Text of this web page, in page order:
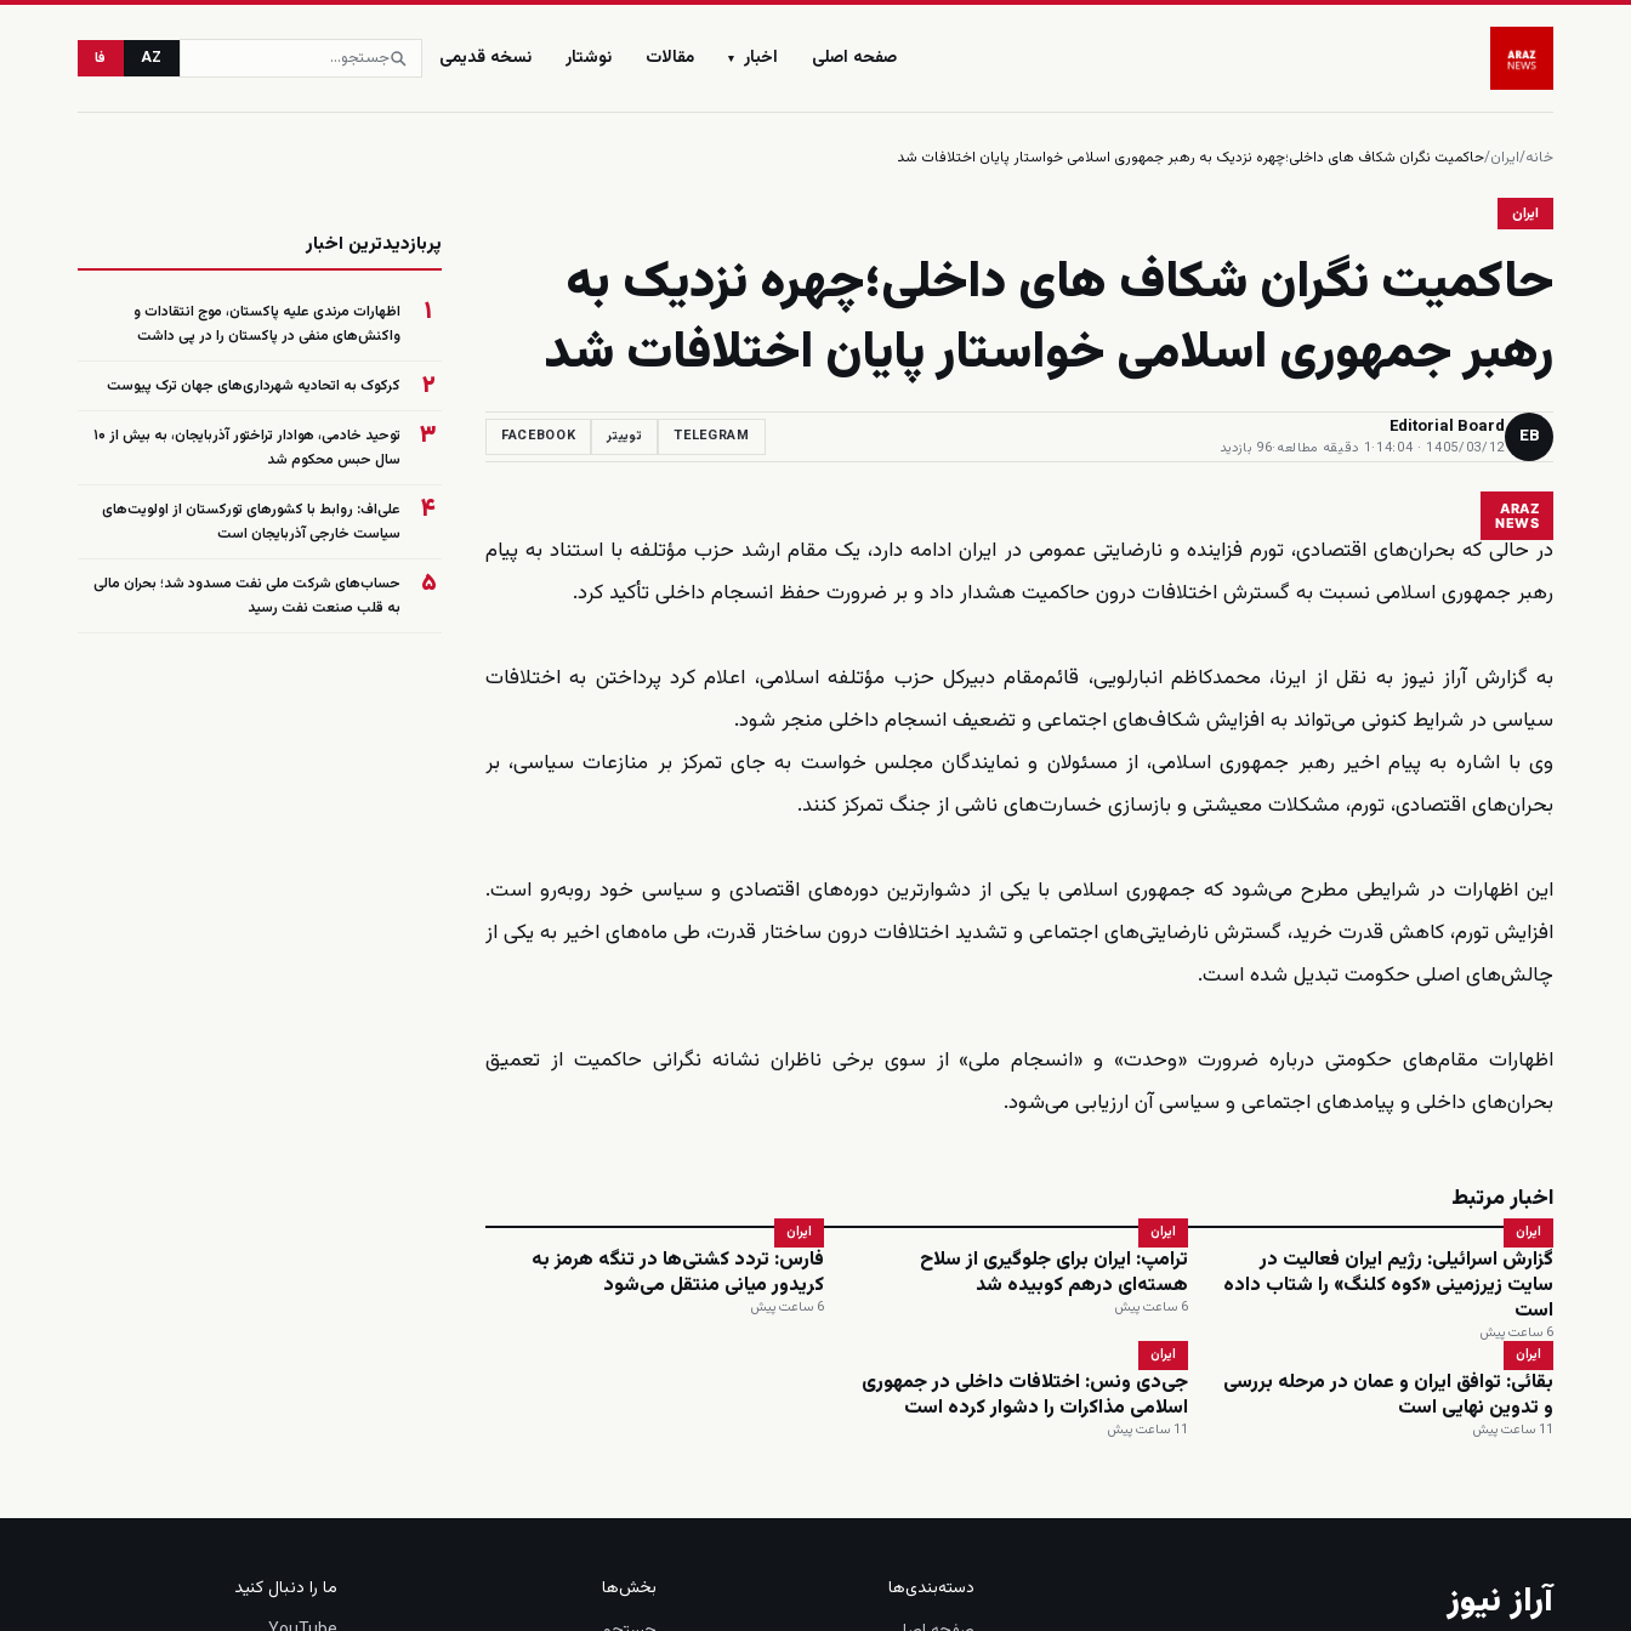
صفحه اصلی اخبار ▾ مقالات نوشتار نسخه قدیمی AZ فا
خانه/ایران/حاکمیت نگران شکاف های داخلی؛چهره نزدیک به رهبر جمهوری اسلامی خواستار پایان اختلافات شد
ایران
حاکمیت نگران شکاف های داخلی؛چهره نزدیک به
رهبر جمهوری اسلامی خواستار پایان اختلافات شد
EB
Editorial Board
1405/03/12 · 14:04
·1 دقیقه مطالعه ·96 بازدید
TELEGRAM توییتر FACEBOOK
ARAZ
NEWS
در حالی که بحران‌های اقتصادی، تورم فزاینده و نارضایتی عمومی در ایران ادامه دارد، یک مقام ارشد حزب مؤتلفه با استناد به پیام
رهبر جمهوری اسلامی نسبت به گسترش اختلافات درون حاکمیت هشدار داد و بر ضرورت حفظ انسجام داخلی تأکید کرد.
به گزارش آراز نیوز به نقل از ایرنا، محمدکاظم انبارلویی، قائم‌مقام دبیرکل حزب مؤتلفه اسلامی، اعلام کرد پرداختن به اختلافات
سیاسی در شرایط کنونی می‌تواند به افزایش شکاف‌های اجتماعی و تضعیف انسجام داخلی منجر شود.
وی با اشاره به پیام اخیر رهبر جمهوری اسلامی، از مسئولان و نمایندگان مجلس خواست به جای تمرکز بر منازعات سیاسی، بر
بحران‌های اقتصادی، تورم، مشکلات معیشتی و بازسازی خسارت‌های ناشی از جنگ تمرکز کنند.
این اظهارات در شرایطی مطرح می‌شود که جمهوری اسلامی با یکی از دشوارترین دوره‌های اقتصادی و سیاسی خود روبه‌رو است.
افزایش تورم، کاهش قدرت خرید، گسترش نارضایتی‌های اجتماعی و تشدید اختلافات درون ساختار قدرت، طی ماه‌های اخیر به یکی از
چالش‌های اصلی حکومت تبدیل شده است.
اظهارات مقام‌های حکومتی درباره ضرورت «وحدت» و «انسجام ملی» از سوی برخی ناظران نشانه نگرانی حاکمیت از تعمیق
بحران‌های داخلی و پیامدهای اجتماعی و سیاسی آن ارزیابی می‌شود.
اخبار مرتبط
ایران
گزارش اسرائیلی: رژیم ایران فعالیت در
سایت زیرزمینی «کوه کلنگ» را شتاب داده
است
6 ساعت پیش
ایران
ترامپ: ایران برای جلوگیری از سلاح
هسته‌ای درهم کوبیده شد
6 ساعت پیش
ایران
فارس: تردد کشتی‌ها در تنگه هرمز به
کریدور میانی منتقل می‌شود
6 ساعت پیش
ایران
بقائی: توافق ایران و عمان در مرحله بررسی
و تدوین نهایی است
11 ساعت پیش
ایران
جی‌دی ونس: اختلافات داخلی در جمهوری
اسلامی مذاکرات را دشوار کرده است
11 ساعت پیش
پربازدیدترین اخبار
۱
اظهارات مرندی علیه پاکستان، موج انتقادات و
واکنش‌های منفی در پاکستان را در پی داشت
۲ کرکوک به اتحادیه شهرداری‌های جهان ترک پیوست
۳
توحید خادمی، هوادار تراختور آذربایجان، به بیش از ۱۰
سال حبس محکوم شد
۴
علی‌اف: روابط با کشورهای تورکستان از اولویت‌های
سیاست خارجی آذربایجان است
۵
حساب‌های شرکت ملی نفت مسدود شد؛ بحران مالی
به قلب صنعت نفت رسید
آراز نیوز
دسته‌بندی‌ها
بخش‌ها
ما را دنبال کنید